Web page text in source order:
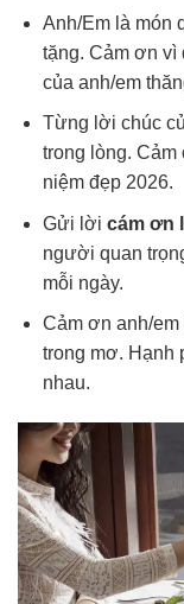
Anh/Em là món
tặng. Cảm ơn vì
của anh/em
Từng lời chúc
trong lòng.
niệm đẹp 2026.
Gửi lời cám ơn
người quan
mỗi ngày.
Cảm ơn anh/
trong mơ. Hạnh
nhau.